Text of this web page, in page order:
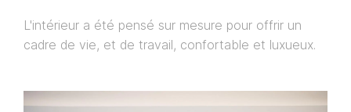
L'intérieur a été pensé sur mesure pour offrir un
cadre de vie, et de travail, confortable et luxueux.